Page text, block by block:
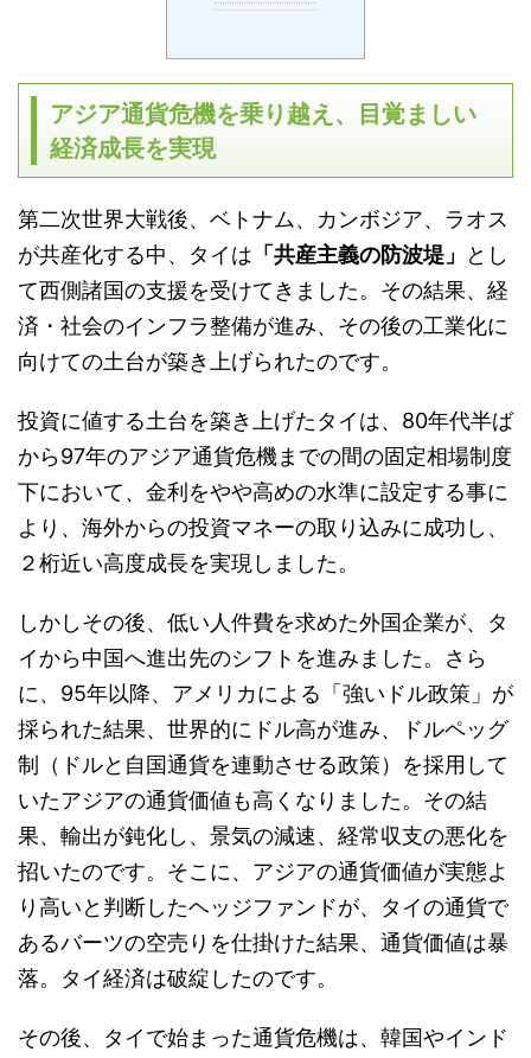
アジア通貨危機を乗り越え、目覚ましい
経済成長を実現
第二次世界大戦後、ベトナム、カンボジア、ラオス
が共産化する中、タイは 「共産主義の防波堤」
とし
て西側諸国の支援を受けてきました。その結果、経
済・社会のインフラ整備が進み、その後の工業化に
向けての土台が築き上げられたのです。
投資に値する土台を築き上げたタイは、80年代半ば
から97年のアジア通貨危機までの間の固定相場制度
下において、金利をやや高めの水準に設定する事に
より、海外からの投資マネーの取り込みに成功し、
２桁近い高度成長を実現しました。
しかしその後、低い人件費を求めた外国企業が、タ
イから中国へ進出先のシフトを進みました。さら
に、95年以降、アメリカによる「強いドル政策」が
採られた結果、世界的にドル高が進み、ドルペッグ
制（ドルと自国通貨を連動させる政策）を採用して
いたアジアの通貨価値も高くなりました。その結
果、輸出が鈍化し、景気の減速、経常収支の悪化を
招いたのです。そこに、アジアの通貨価値が実態よ
り高いと判断したヘッジファンドが、タイの通貨で
あるバーツの空売りを仕掛けた結果、通貨価値は暴
落。タイ経済は破綻したのです。
その後、タイで始まった通貨危機は、韓国やインド